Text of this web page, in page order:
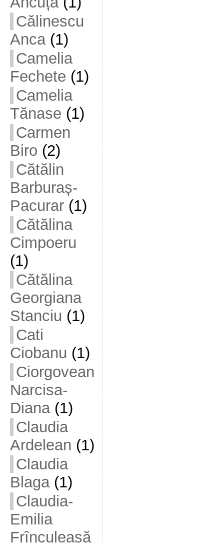
Călinescu
Anca(1)
Camelia
Fechete (1)
Camelia
Tănase (1)
Carmen
Biro (2)
Cătălin
Barburaș-
Pacurar(1)
Cătălina
Cimpoeru
(1)
Cătălina
Georgiana
Stanciu (1)
Cati
Ciobanu (1)
Ciorgovean
Narcisa-
Diana(1)
Claudia
Ardelean (1)
Claudia
Blaga(1)
Claudia-
Emilia
Frînculeasă